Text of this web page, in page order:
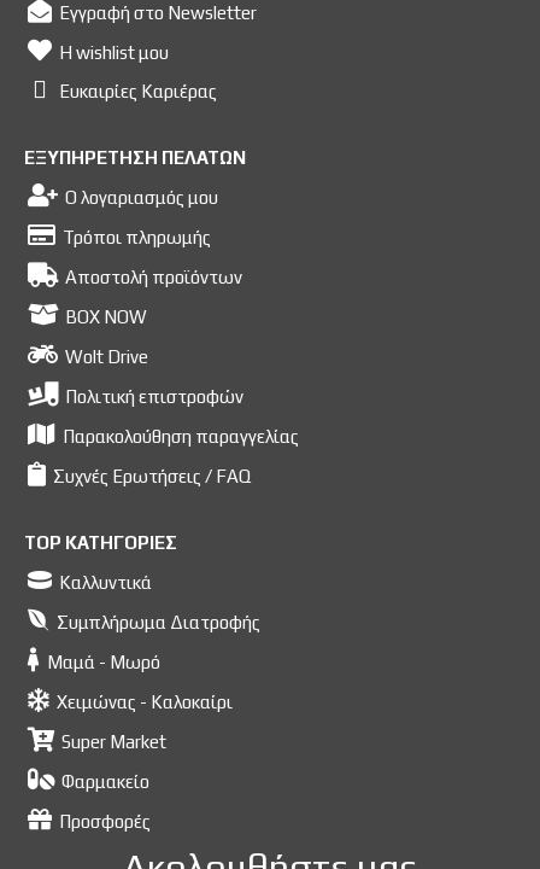
Εγγραφή στο Newsletter
Η wishlist μου
Ευκαιρίες Kαριέρας
ΕΞΥΠΗΡΕΤΗΣΗ ΠΕΛΑΤΩΝ
Ο λογαριασμός μου
Τρόποι πληρωμής
Αποστολή προϊόντων
BOX NOW
Wolt Drive
Πολιτική επιστροφών
Παρακολούθηση παραγγελίας
Συχνές Ερωτήσεις / FAQ
TOP ΚΑΤΗΓΟΡΙΕΣ
Καλλυντικά
Συμπλήρωμα Διατροφής
Μαμά - Μωρό
Χειμώνας - Καλοκαίρι
Super Market
Φαρμακείο
Προσφορές